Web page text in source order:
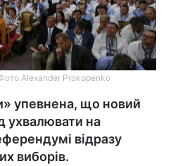
Alexander Prokopenko
упевнена, що новий
ухвалювати на
відразу
виборів.